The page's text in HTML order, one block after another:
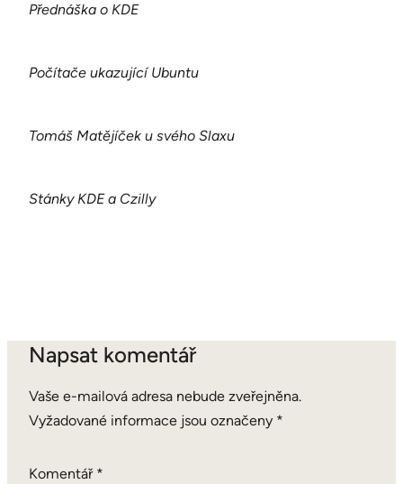
Přednáška o KDE
Počítače ukazující Ubuntu
Tomáš Matějíček u svého Slaxu
Stánky KDE a Czilly
Napsat komentář
Vaše e-mailová adresa nebude zveřejněna.
Vyžadované informace jsou označeny *
Komentář *